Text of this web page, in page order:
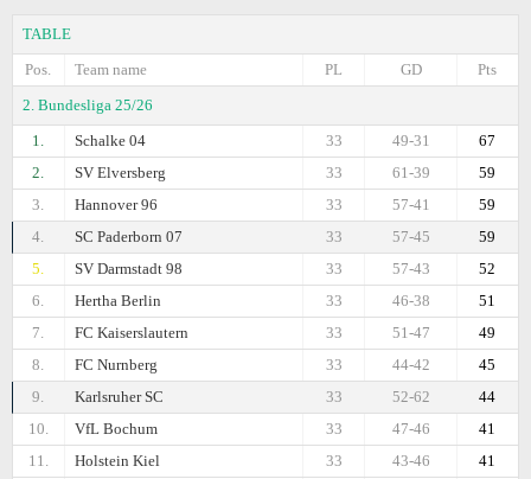
TABLE
Pos.
Team name Pts
GD
PL
2. Bundesliga 25/26
1.
Schalke 04 67
49-31
33
2.
SV Elversberg 59
61-39
33
3.
Hannover 96 59
57-41
33
4.
SC Paderborn 07 59
57-45
33
5.
SV Darmstadt 98 52
57-43
33
6.
Hertha Berlin 51
46-38
33
7.
FC Kaiserslautern 49
51-47
33
8.
FC Nurnberg 45
44-42
33
9.
Karlsruher SC 44
52-62
33
10.
VfL Bochum 41
47-46
33
11.
Holstein Kiel 41
43-46
33